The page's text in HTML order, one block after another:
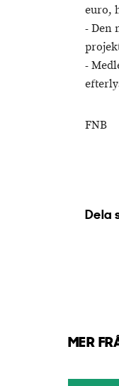
euro,
- Den
-
FNB
Dela
MER